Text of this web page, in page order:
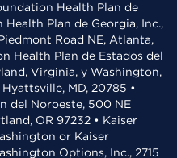
Health Plan de
Plan de Georgia, Inc.,
Road NE, Atlanta,
Health Plan de Estados del
Virginia, y Washington,
MD, 20785 •
del Noroeste, 500 NE
OR 97232 • Kaiser
or Kaiser
Options, Inc., 2715